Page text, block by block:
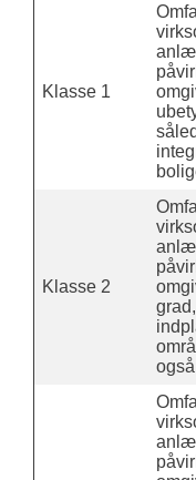
Klasse 1
Klasse 2